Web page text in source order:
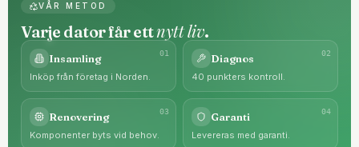
VÅR METOD
Varje dator får ettnytt liv.
01
Insamling
Inköp från företag i Norden.
02
Diagnos
40 punkters kontroll.
03
Renovering
Komponenter byts vid behov.
04
Garanti
Levereras med garanti.